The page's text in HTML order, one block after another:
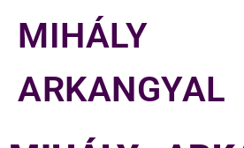
MIHÁLY
ARKANGYAL